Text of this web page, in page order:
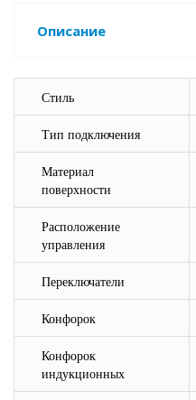
Описание
Стиль
Тип подключения
Материал
поверхности
Расположение
управления
Переключатели
Конфорок
Конфорок
индукционных